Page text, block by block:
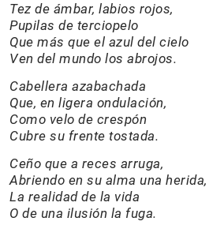
Tez de ámbar, labios rojos,
Pupilas de terciopelo
Que más que el azul del cielo
Ven del mundo los abrojos.
Cabellera azabachada
Que, en ligera ondulación,
Como velo de crespón
Cubre su frente tostada.
Ceño que a reces arruga,
Abriendo en su alma una herida,
La realidad de la vida
O de una ilusión la fuga.